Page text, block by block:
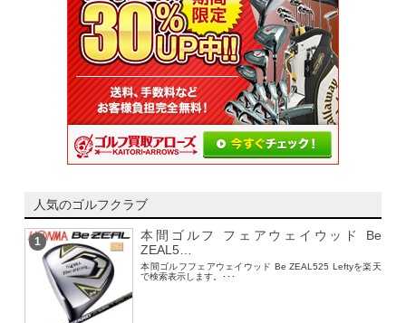
人気のゴルフクラブ
1
本間ゴルフ フェアウェイウッド Be
ZEAL5…
本間ゴルフフェアウェイウッド Be ZEAL525 Leftyを楽天
で検索表示します。･･･